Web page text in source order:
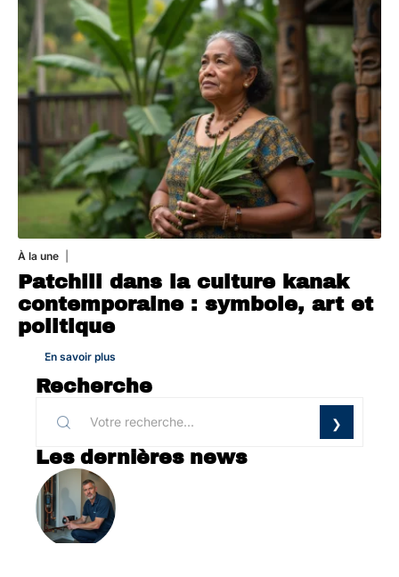
À la une
Patchili dans la culture kanak
contemporaine : symbole, art et
politique
En savoir plus
Recherche
Les dernières news